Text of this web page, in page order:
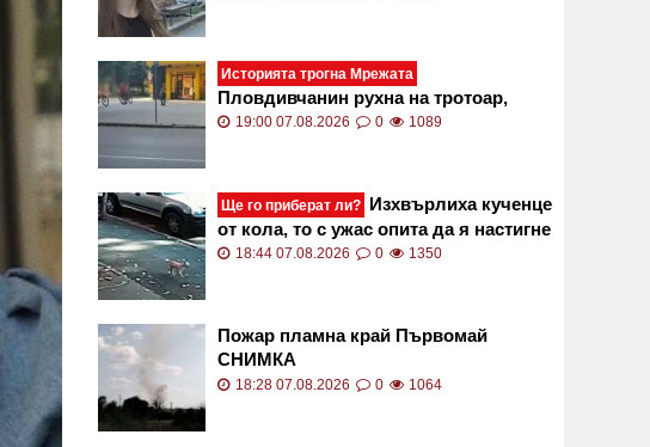
Историята трогна Мрежата
Пловдивчанин рухна на тротоар,
получи незаменима помощ
19:00 07.08.2026 0 1089
Ще го приберат ли? Изхвърлиха кученце
от кола, то с ужас опита да я настигне
ВИДЕО
18:44 07.08.2026 0 1350
Пожар пламна край Първомай
СНИМКА
18:28 07.08.2026 0 1064